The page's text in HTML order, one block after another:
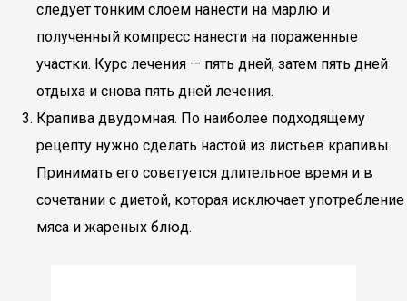
следует тонким слоем нанести на марлю и
полученный компресс нанести на пораженные
участки. Курс лечения — пять дней, затем пять дней
отдыха и снова пять дней лечения.
Крапива двудомная. По наиболее подходящему
рецепту нужно сделать настой из листьев крапивы.
Принимать его советуется длительное время и в
сочетании с диетой, которая исключает употребление
мяса и жареных блюд.